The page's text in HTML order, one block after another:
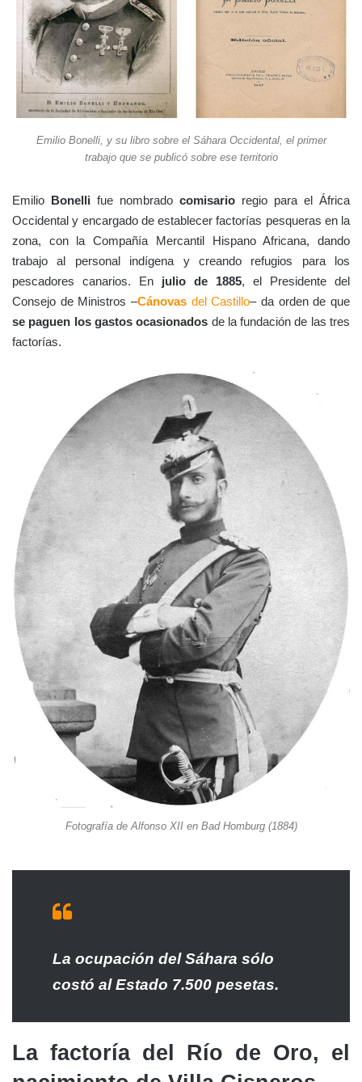
Emilio Bonelli, y su libro sobre el Sáhara Occidental, el primer
trabajo que se publicó sobre ese territorio
Emilio Bonelli fue nombrado comisario regio para el África
Occidental y encargado de establecer factorías pesqueras en la
zona, con la Compañía Mercantil Hispano Africana, dando
trabajo al personal indígena y creando refugios para los
pescadores canarios. En julio de 1885, el Presidente del
Consejo de Ministros –Cánovas del Castillo– da orden de que
se paguen los gastos ocasionados de la fundación de las tres
factorías.
Fotografía de Alfonso XII en Bad Homburg (1884)
La ocupación del Sáhara sólo
costó al Estado 7.500 pesetas.
La factoría del Río de Oro, el